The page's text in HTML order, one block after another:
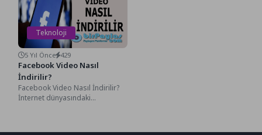
Teknoloji
5 Yıl Önce 429
Facebook Video Nasıl
İndirilir?
Facebook Video Nasıl İndirilir?
İnternet dünyasındaki